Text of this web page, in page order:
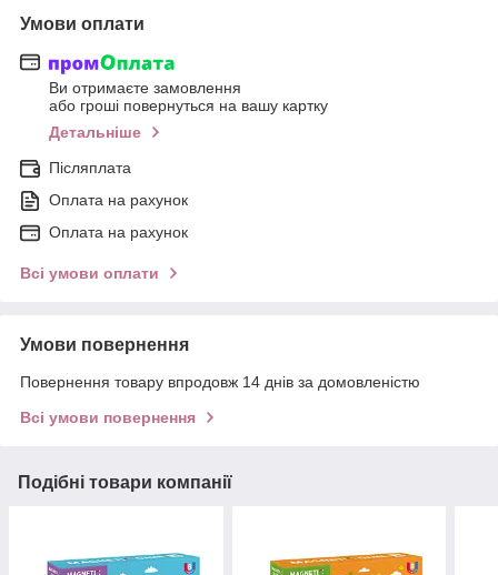
Умови оплати
Ви отримаєте замовлення
або гроші повернуться на вашу картку
Детальніше
Післяплата
Оплата на рахунок
Оплата на рахунок
Всі умови оплати
Умови повернення
Повернення товару впродовж 14 днів за домовленістю
Всі умови повернення
Подібні товари компанії